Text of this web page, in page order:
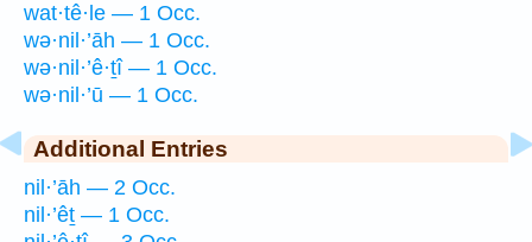
wat·tê·le — 1 Occ.
wə·nil·’āh — 1 Occ.
wə·nil·’ê·ṯî — 1 Occ.
wə·nil·’ū — 1 Occ.
Additional Entries
nil·’āh — 2 Occ.
nil·’êṯ — 1 Occ.